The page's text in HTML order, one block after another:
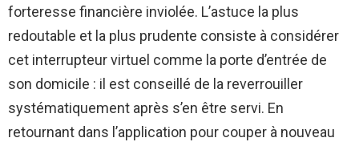
forteresse financière inviolée. L’astuce la plus
redoutable et la plus prudente consiste à considérer
cet interrupteur virtuel comme la porte d’entrée de
son domicile : il est conseillé de la reverrouiller
systématiquement après s’en être servi. En
retournant dans l’application pour couper à nouveau